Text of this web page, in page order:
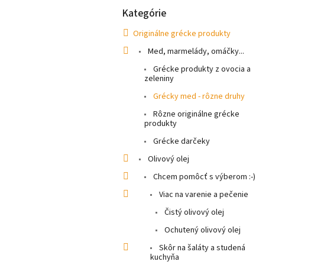
Preskočiť
Kategórie
Originálne grécke produkty
Med, marmelády, omáčky...
Grécke produkty z ovocia a
zeleniny
Grécky med - rôzne druhy
Rôzne originálne grécke
produkty
Grécke darčeky
Olivový olej
Chcem pomôcť s výberom :-)
Viac na varenie a pečenie
Čistý olivový olej
Ochutený olivový olej
Skôr na šaláty a studená
kuchyňa